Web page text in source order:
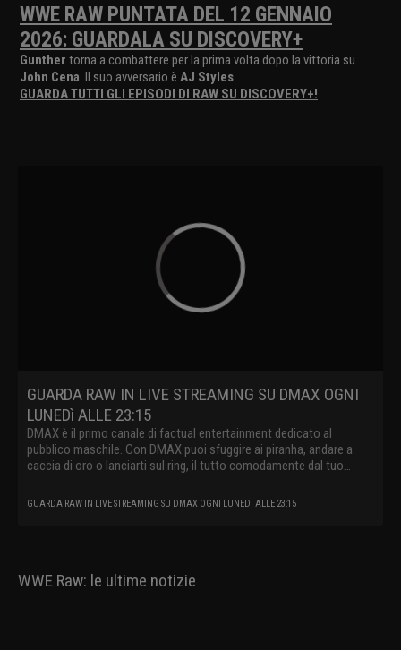
WWE RAW PUNTATA DEL 12 GENNAIO
2026: GUARDALA SU DISCOVERY+
Gunther torna a combattere per la prima volta dopo la vittoria su
John Cena. Il suo avversario è AJ Styles.
GUARDA TUTTI GLI EPISODI DI RAW SU DISCOVERY+!
GUARDA RAW IN LIVE STREAMING SU DMAX OGNI
LUNEDì ALLE 23:15
DMAX è il primo canale di factual entertainment dedicato al
pubblico maschile. Con DMAX puoi sfuggire ai piranha, andare a
caccia di oro o lanciarti sul ring, il tutto comodamente dal tuo
GUARDA RAW IN LIVE STREAMING SU DMAX OGNI LUNEDì ALLE 23:15
WWE Raw: le ultime notizie